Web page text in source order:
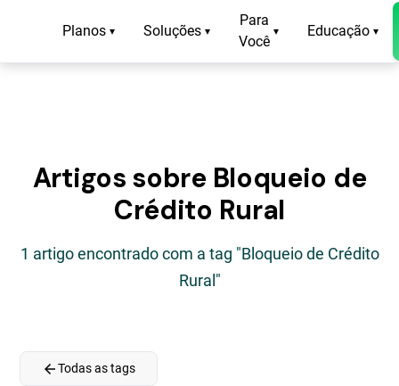
Planos ▾ Soluções ▾
Para
Você
▾ Educação ▾
Artigos sobre Bloqueio de
Crédito Rural
1 artigo encontrado com a tag "Bloqueio de Crédito
Rural"
arrow_backTodas as tags